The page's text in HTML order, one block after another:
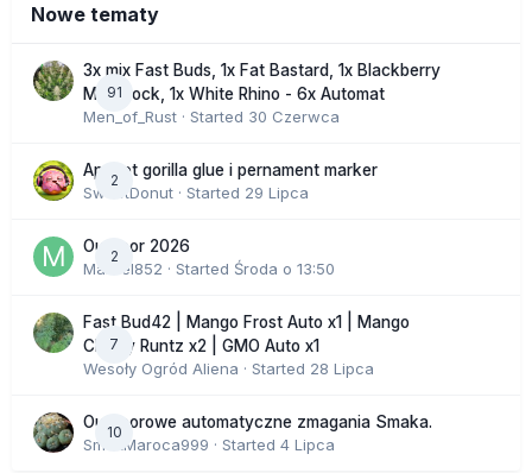
Nowe tematy
91
3x mix Fast Buds, 1x Fat Bastard, 1x Blackberry
Moonrock, 1x White Rhino - 6x Automat
Men_of_Rust · Started 30 Czerwca
2
Apricot gorilla glue i pernament marker
SweetDonut · Started 29 Lipca
2
Outdoor 2026
Marcel852 · Started Środa o 13:50
7
Fast Bud42 | Mango Frost Auto x1 | Mango
Cherry Runtz x2 | GMO Auto x1
Wesoły Ogród Aliena · Started 28 Lipca
10
Outdoorowe automatyczne zmagania Smaka.
SmakMaroca999 · Started 4 Lipca